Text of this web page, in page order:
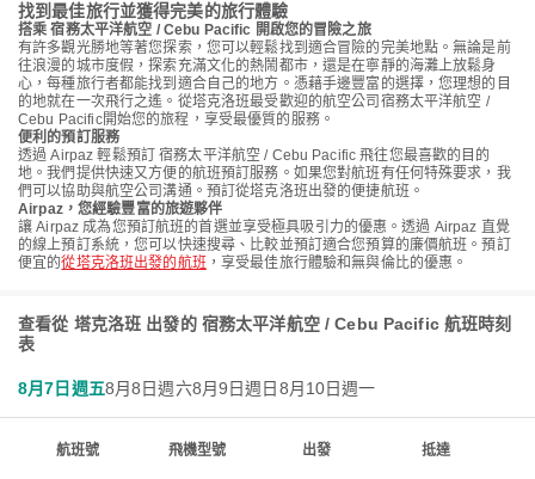
找到最佳旅行並獲得完美的旅行體驗
搭乘 宿務太平洋航空 / Cebu Pacific 開啟您的冒險之旅
有許多觀光勝地等著您探索，您可以輕鬆找到適合冒險的完美地點。無論是前
往浪漫的城市度假，探索充滿文化的熱鬧都市，還是在寧靜的海灘上放鬆身
心，每種旅行者都能找到適合自己的地方。憑藉手邊豐富的選擇，您理想的目
的地就在一次飛行之遙。從塔克洛班最受歡迎的航空公司宿務太平洋航空 /
Cebu Pacific開始您的旅程，享受最優質的服務。
便利的預訂服務
透過 Airpaz 輕鬆預訂 宿務太平洋航空 / Cebu Pacific 飛往您最喜歡的目的
地。我們提供快速又方便的航班預訂服務。如果您對航班有任何特殊要求，我
們可以協助與航空公司溝通。預訂從塔克洛班出發的便捷航班。
Airpaz，您經驗豐富的旅遊夥伴
讓 Airpaz 成為您預訂航班的首選並享受極具吸引力的優惠。透過 Airpaz 直覺
的線上預訂系統，您可以快速搜尋、比較並預訂適合您預算的廉價航班。預訂
便宜的從塔克洛班出發的航班 ，享受最佳旅行體驗和無與倫比的優惠。
查看從 塔克洛班 出發的 宿務太平洋航空 / Cebu Pacific 航班時刻
表
8月7日週五8月8日週六8月9日週日 8月10日週一
航班號 飛機型號 出發 抵達